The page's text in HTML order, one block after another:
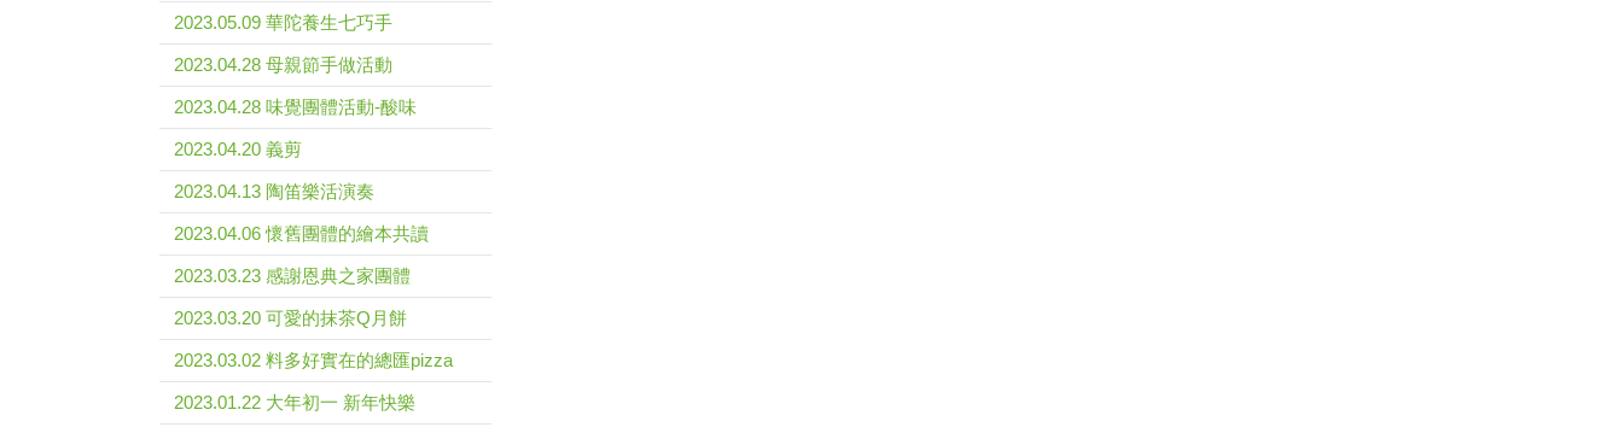
2023.05.09 華陀養生七巧手
2023.04.28 母親節手做活動
2023.04.28 味覺團體活動-酸味
2023.04.20 義剪
2023.04.13 陶笛樂活演奏
2023.04.06 懷舊團體的繪本共讀
2023.03.23 感謝恩典之家團體
2023.03.20 可愛的抹茶Q月餅
2023.03.02 料多好實在的總匯pizza
2023.01.22 大年初一 新年快樂